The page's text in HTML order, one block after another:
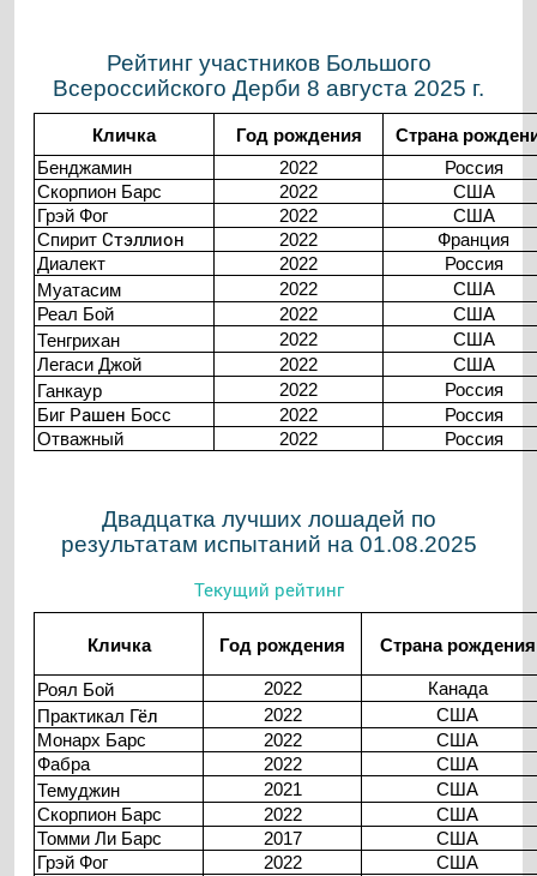
Рейтинг участников Большого
Всероссийского Дерби 8 августа 2025 г.
Кличка Год рождения
Страна
Бенджамин
2022
Россия
Скорпион Барс
2022
США
Грэй Фог
2022
США
Спирит Стэллион 2022
Франция
Диалект
2022
Россия
Муатасим
2022
США
Реал Бой
2022
США
Тенгрихан
2022
США
Легаси Джой
2022
США
Ганкаур
2022
Россия
Биг Рашен Босс 2022
Россия
Отважный
2022 Россия
Двадцатка лучших лошадей по
результатам испытаний на 01.08.2025
Текущий рейтинг
Кличка Год рождения Страна рождения
Роял Бой 2022
Канада
Практикал Гёл 2022
США
Монарх Барс
2022
США
Фабра
2022
США
Темуджин
2021
США
Скорпион Барс
2022
США
Томми Ли Барс
2017
США
Грэй Фог
2022
США